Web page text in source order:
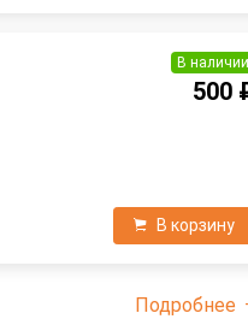
В наличии
500
В корзину
Подробнее